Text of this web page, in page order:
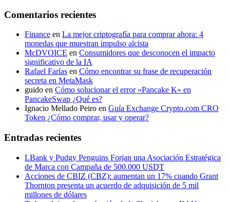
Comentarios recientes
Finance en La mejor criptografía para comprar ahora: 4
monedas que muestran impulso alcista
McDVOICE en Consumidores que desconocen el impacto
significativo de la IA
Rafael Farías en Cómo encontrar su frase de recuperación
secreta en MetaMask
guido en Cómo solucionar el error «Pancake K» en
PancakeSwap ¿Qué es?
Ignacio Mellado Peiro en Guía Exchange Crypto.com CRO
Token ¿Cómo comprar, usar y operar?
Entradas recientes
LBank y Pudgy Penguins Forjan una Asociación Estratégica
de Marca con Campaña de 500.000 USDT
Acciones de CBIZ (CBZ): aumentan un 17% cuando Grant
Thornton presenta un acuerdo de adquisición de 5 mil
millones de dólares